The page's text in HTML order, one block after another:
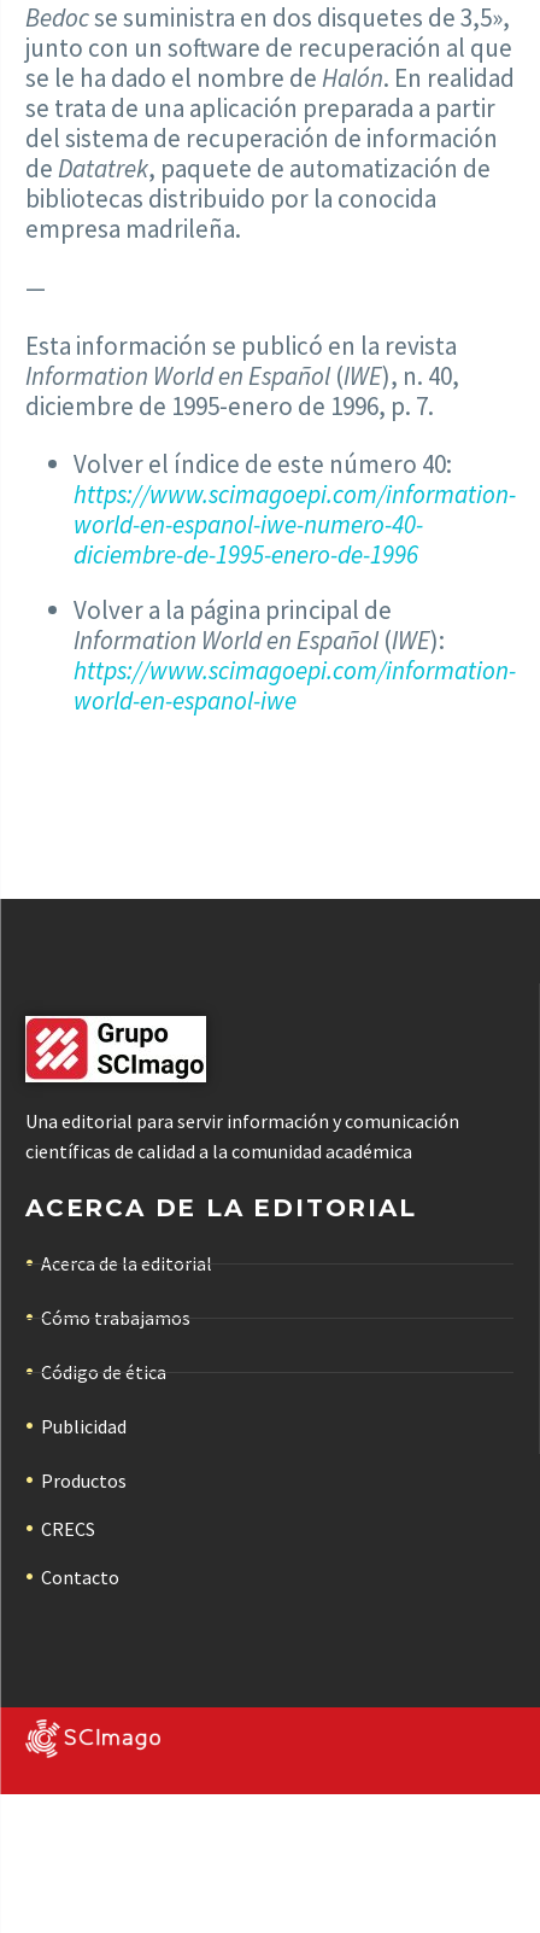
Bedocse suministra en dos disquetes de 3,5»,
junto con un software de recuperación al que
se le ha dado el nombre deHalón. En realidad
se trata de una aplicación preparada a partir
del sistema de recuperación de información
deDatatrek, paquete de automatización de
bibliotecas distribuido por la conocida
empresa madrileña.
—
Esta información se publicó en la revista
Information World en Español (IWE), n. 40,
diciembre de 1995-enero de 1996, p. 7.
Volver el índice de este número 40:
https://www.scimagoepi.com/information-
world-en-espanol-iwe-numero-40-
diciembre-de-1995-enero-de-1996
Volver a la página principal de
Information World en Español (IWE):
https://www.scimagoepi.com/information-
world-en-espanol-iwe
Una editorial para servir información y comunicación
científicas de calidad a la comunidad académica
ACERCA DE LA EDITORIAL
Acerca de la editorial
Cómo trabajamos
Código de ética
Publicidad
Productos
CRECS
Contacto